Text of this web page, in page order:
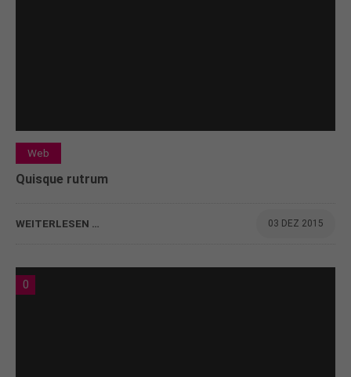
Web
Quisque rutrum
WEITERLESEN … 03 DEZ 2015
0